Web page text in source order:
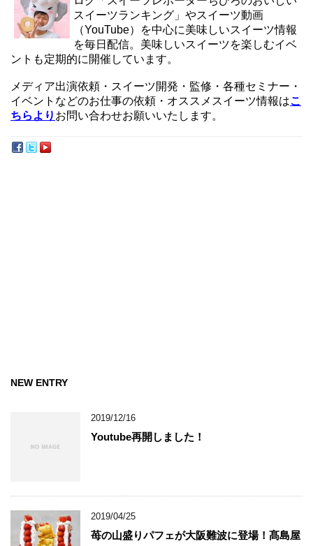
スイーツランキング」やスイーツ動画
（YouTube）を中心に美味しいスイーツ情報
を毎日配信。美味しいスイーツを楽しむイベ
ントも定期的に開催しています。
メディア出演依頼・スイーツ開発・監修・各種セミナー・
イベントなどのお仕事の依頼・オススメスイーツ情報はこ
ちらより お問い合わせお願いいたします。
NEW ENTRY
2019/12/16
Youtube再開しました！
2019/04/25
苺の山盛りパフェが大阪難波に登場！髙島屋